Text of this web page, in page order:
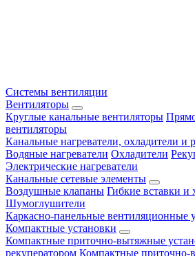
Системы вентиляции
Вентиляторы
Круглые канальные вентиляторы
вентиляторы
Канальные нагреватели, охладители и
Водяные нагреватели Охладители
Электрические нагреватели
Канальные сетевые элементы
Воздушные клапаны Гибкие вставки и
Шумоглушители
Каркасно-панельные вентиляционные
Компактные установки
Компактные приточно-вытяжные
рекуператором Компактные приточно-